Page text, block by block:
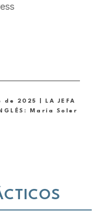
2025 | LA JEFA
María Soler